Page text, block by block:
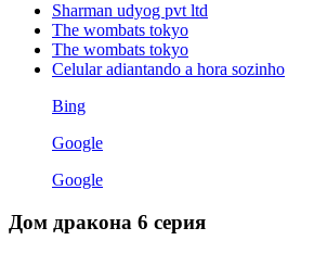
Sharman udyog pvt ltd
The wombats tokyo
The wombats tokyo
Celular adiantando a hora sozinho
Bing
Google
Google
Дом дракона 6 серия